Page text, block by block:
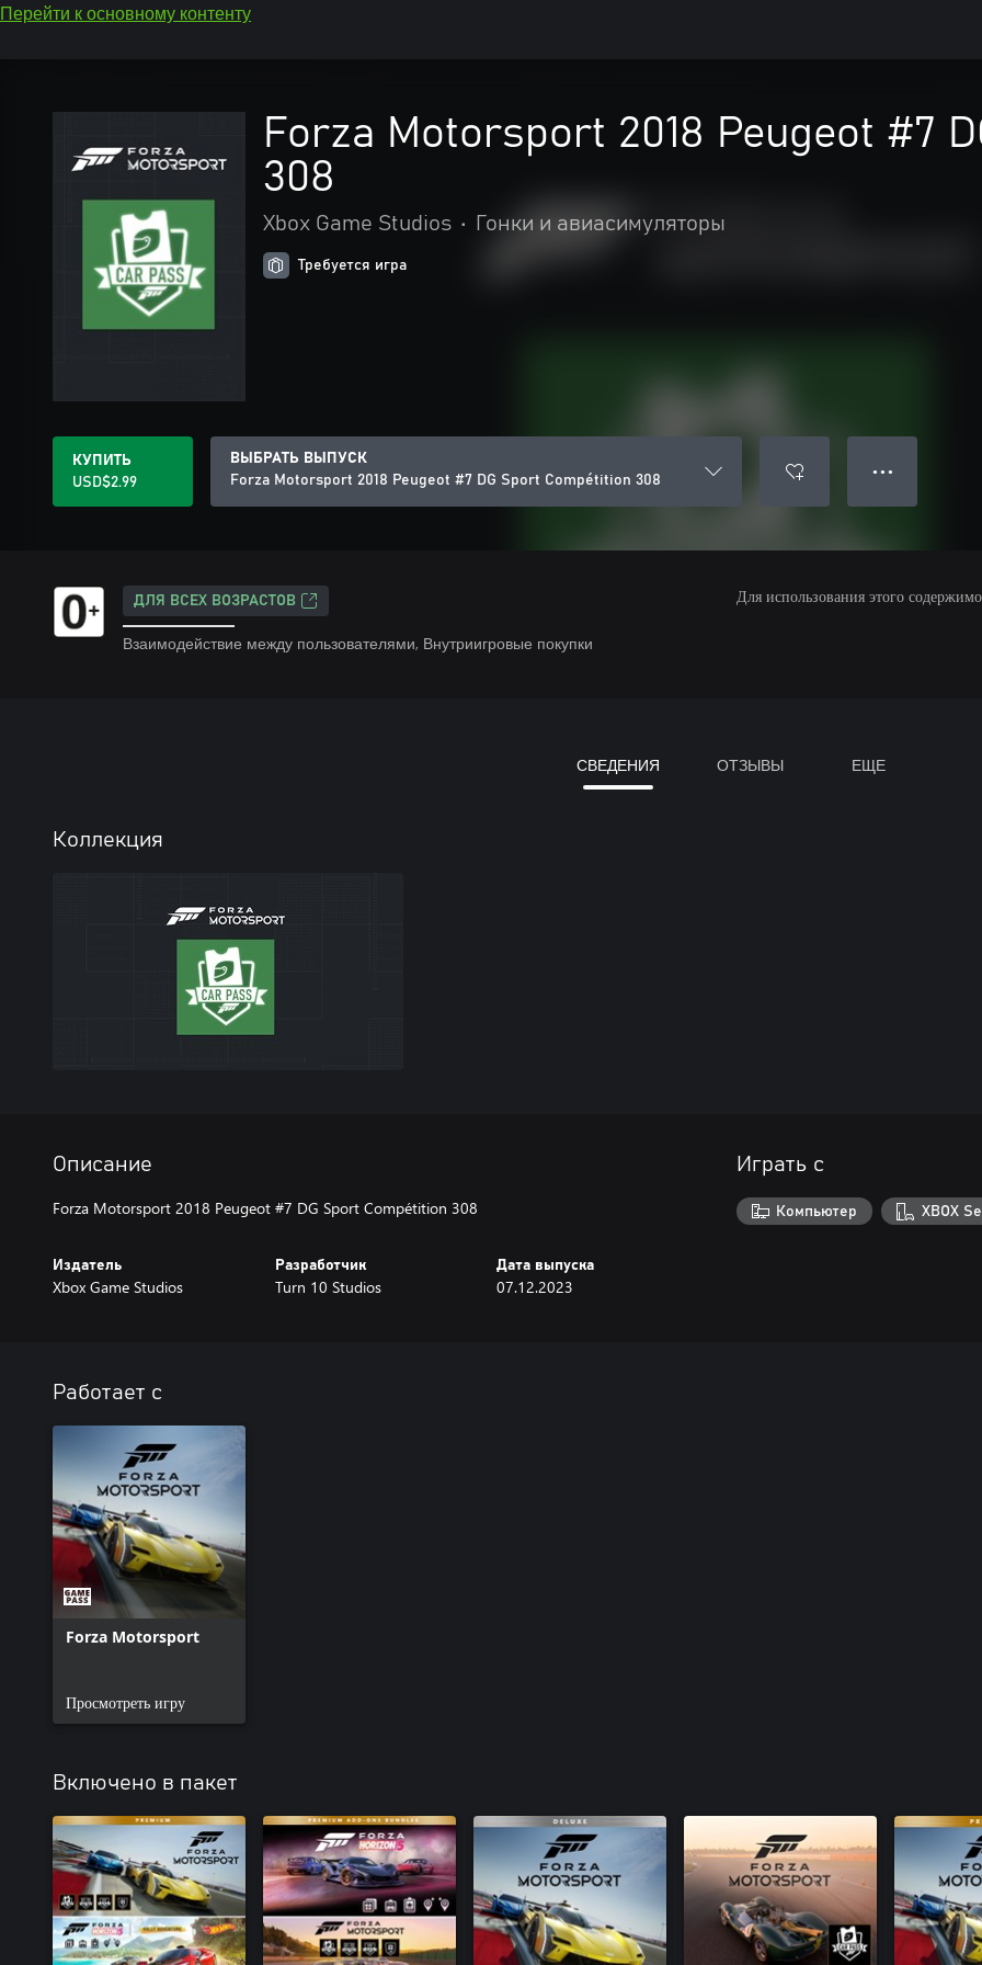
Перейти к основному контенту
Forza Motorsport 2018 Peugeot #7
308
Xbox Game Studios • Гонки и авиасимуляторы
Требуется игра
КУПИТЬ
USD$2.99
ВЫБРАТЬ ВЫПУСК
Forza Motorsport 2018 Peugeot #7 DG Sport Compétition 308
● ● ●
ДЛЯ ВСЕХ ВОЗРАСТОВ
Взаимодействие между пользователями, Внутриигровые покупки
Для использования этого
СВЕДЕНИЯ ОТЗЫВЫ ЕЩЕ
Коллекция
Описание
Forza Motorsport 2018 Peugeot #7 DG Sport Compétition 308
Издатель
Xbox Game Studios
Разработчик
Turn 10 Studios
Дата выпуска
07.12.2023
Играть с
Компьютер XBOX
Работает с
Forza Motorsport
Просмотреть игру
Включено в пакет